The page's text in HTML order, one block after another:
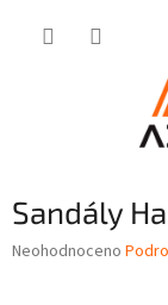
Sandály
Průměrné
Neohodnoceno